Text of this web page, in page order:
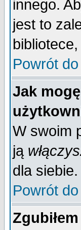
innego.
jest to
Powrót
Jak
W swoim
ją
dla
Powrót